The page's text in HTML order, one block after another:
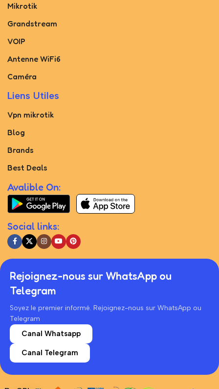
Mikrotik
Grandstream
VOIP
Antenne WiFi6
Caméra
Liens Utiles
Vpn mikrotik
Blog
Brands
Best Deals
Avalible On:
Social links:
Rejoignez-nous sur WhatsApp ou
Telegram
Soyez le premier informé. Rejoignez-nous sur WhatsApp ou
Telegram
Canal Whatsapp
Canal Telegram